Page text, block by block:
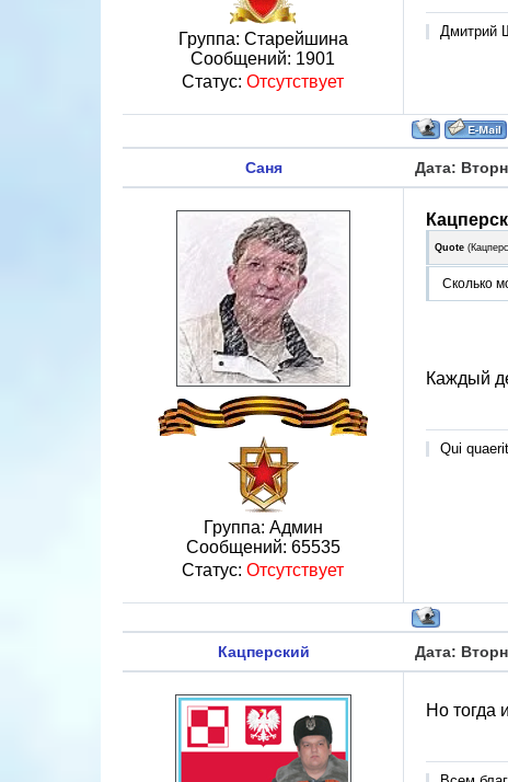
Группа: Старейшина
Сообщений: 1901
Статус: Отсутствует
Дмитрий
Саня Дата:
Группа: Админ
Сообщений: 65535
Статус: Отсутствует
Quote (
Сколько
Каждый
Qui
Кацперский Дата:
Но тогда